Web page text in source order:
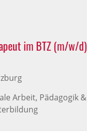
im BTZ (m/w/d)
Arbeit, Pädagogik &